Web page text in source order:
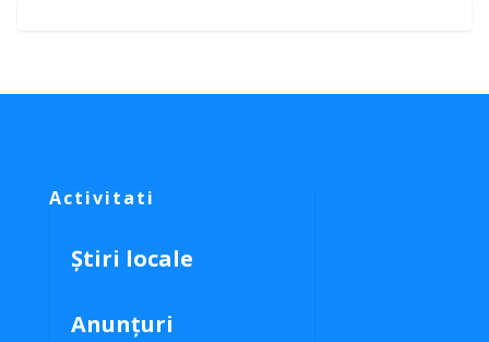
Activitati
Știri locale
Anunțuri